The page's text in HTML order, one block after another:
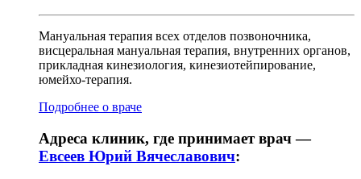
Мануальная терапия всех отделов позвоночника,
висцеральная мануальная терапия, внутренних органов,
прикладная кинезиология, кинезиотейпирование,
юмейхо-терапия.
Подробнее о враче
Адреса клиник, где принимает врач —
Евсеев Юрий Вячеславович: